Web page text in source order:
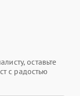
оставьте
с радостью